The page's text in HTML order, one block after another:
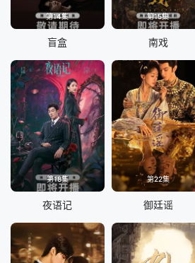
第14集
盲盒
第15集
南戏
第18集
夜语记
第22集
御廷谣